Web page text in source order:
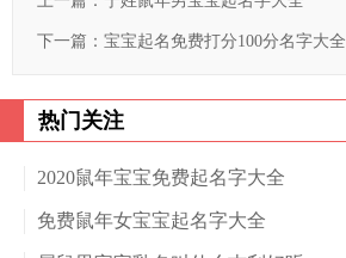
下一篇： 宝宝起名免费打分100分名字大全
热门关注
2020鼠年宝宝免费起名字大全
免费鼠年女宝宝起名字大全